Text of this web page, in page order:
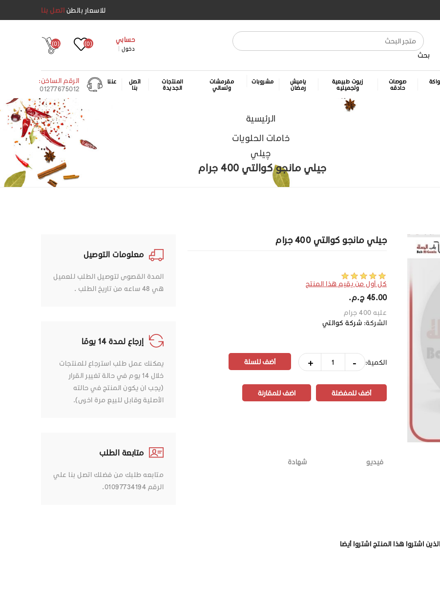
للاسعار بالطن اتصل بنا
بحث
حسابي
دخول
(0)
(0)
صوصات
حادقه
زيوت طبيعية
وتجميليه
ياميش
رمضان
مشروبات
مقرمشات
وتسالي
المنتجات
الجديدة
اتصل
بنا
عننا
الرقم الساخن:
01277675012
الرئيسية
خامات الحلويات
چيلي
جيلي مانجو كوالتي 400 جرام
جيلي مانجو كوالتي 400 جرام
كل أول من يقيم هذا المنتج
45.00 ج.م.‏
علبه 400 جرام
الشركة: شركة كوالتي
الكمية: -
+
أضف للمفضلة اضف للمقارنة
فيديو شهادة
اشتروا هذا المنتج اشتروا أيضا
معلومات التوصيل
المدة القصوى لتوصيل الطلب للعميل
هي 48 ساعه من تاريخ الطلب .
إرجاع لمدة 14 يومًا
يمكنك عمل طلب استرجاع للمنتجات
خلال 14 يوم في حالة تغيير القرار
(يجب ان يكون المنتج في حالته
الأصلية وقابل للبيع مرة اخرى).
متابعة الطلب
متابعه طلبك من فضلك اتصل بنا علي
الرقم 01097734194.